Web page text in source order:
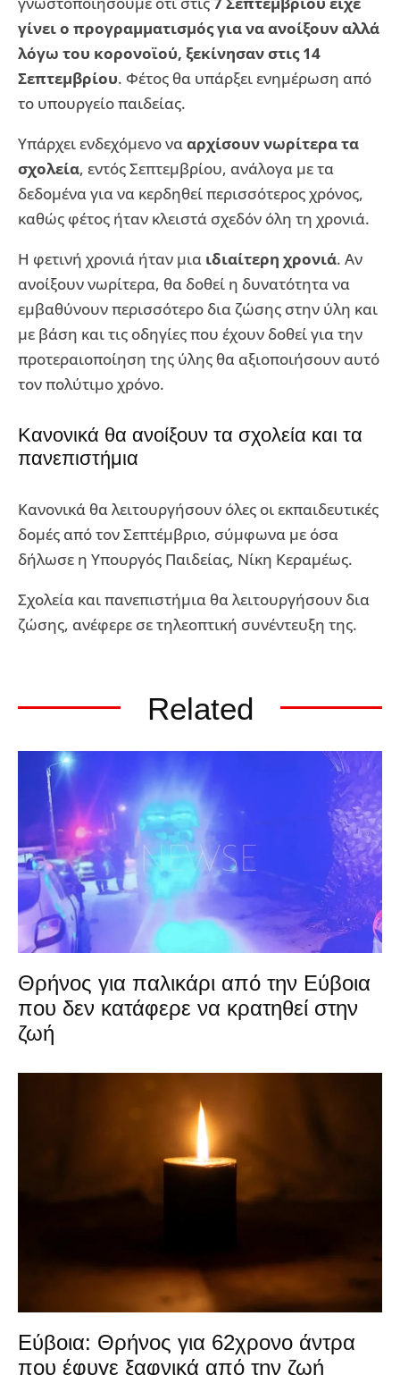
γίνει ο προγραμματισμός για να ανοίξουν αλλά
λόγω του κορονοϊού, ξεκίνησαν στις 14
Σεπτεμβρίου. Φέτος θα υπάρξει ενημέρωση από
το υπουργείο παιδείας.
Υπάρχει ενδεχόμενο νααρχίσουν νωρίτερα τα
σχολεία, εντός Σεπτεμβρίου, ανάλογα με τα
δεδομένα για να κερδηθεί περισσότερος χρόνος,
καθώς φέτος ήταν κλειστά σχεδόν όλη τη χρονιά.
Η φετινή χρονιά ήταν μια ιδιαίτερη χρονιά. Αν
ανοίξουν νωρίτερα, θα δοθεί η δυνατότητα να
εμβαθύνουν περισσότερο δια ζώσης στην ύλη και
με βάση και τις οδηγίες που έχουν δοθεί για την
προτεραιοποίηση της ύλης θα αξιοποιήσουν αυτό
τον πολύτιμο χρόνο.
Κανονικά θα ανοίξουν τα σχολεία και τα
πανεπιστήμια
Kανονικά θα λειτουργήσουν όλες οι εκπαιδευτικές
δομές από τον Σεπτέμβριο, σύμφωνα με όσα
δήλωσε η Yπουργός Παιδείας, Νίκη Κεραμέως.
Σχολεία και πανεπιστήμια θα λειτουργήσουν δια
ζώσης, ανέφερε σε τηλεοπτική συνέντευξη της.
Related
Θρήνος για παλικάρι από την Εύβοια
που δεν κατάφερε να κρατηθεί στην
ζωή
Εύβοια: Θρήνος για 62χρονο άντρα
που έφυγε ξαφνικά από την ζωή